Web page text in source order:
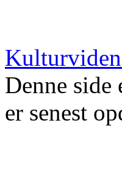
Denne side
er senest